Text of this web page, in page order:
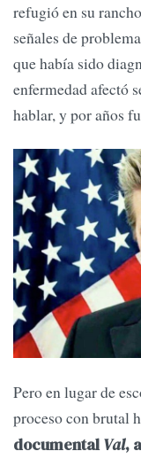
refugió en su
señales de
que había sido
enfermedad afectó
hablar, y por años
Pero en lugar de
proceso con brutal
documentalVal,